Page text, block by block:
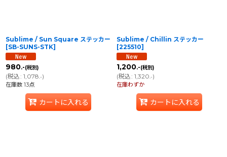
Sublime / Sun Square ステッカー
[SB-SUNS-STK]
980.-(税別)
(税込: 1,078.-)
在庫数 13点
カートに入れる
Sublime / Chillin ステッカー
[225510]
1,200.-(税別)
(税込: 1,320.-)
在庫わずか
カートに入れる